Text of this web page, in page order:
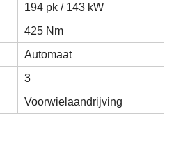
194 pk / 143 kW
425 Nm
Automaat
3
Voorwielaandrijving